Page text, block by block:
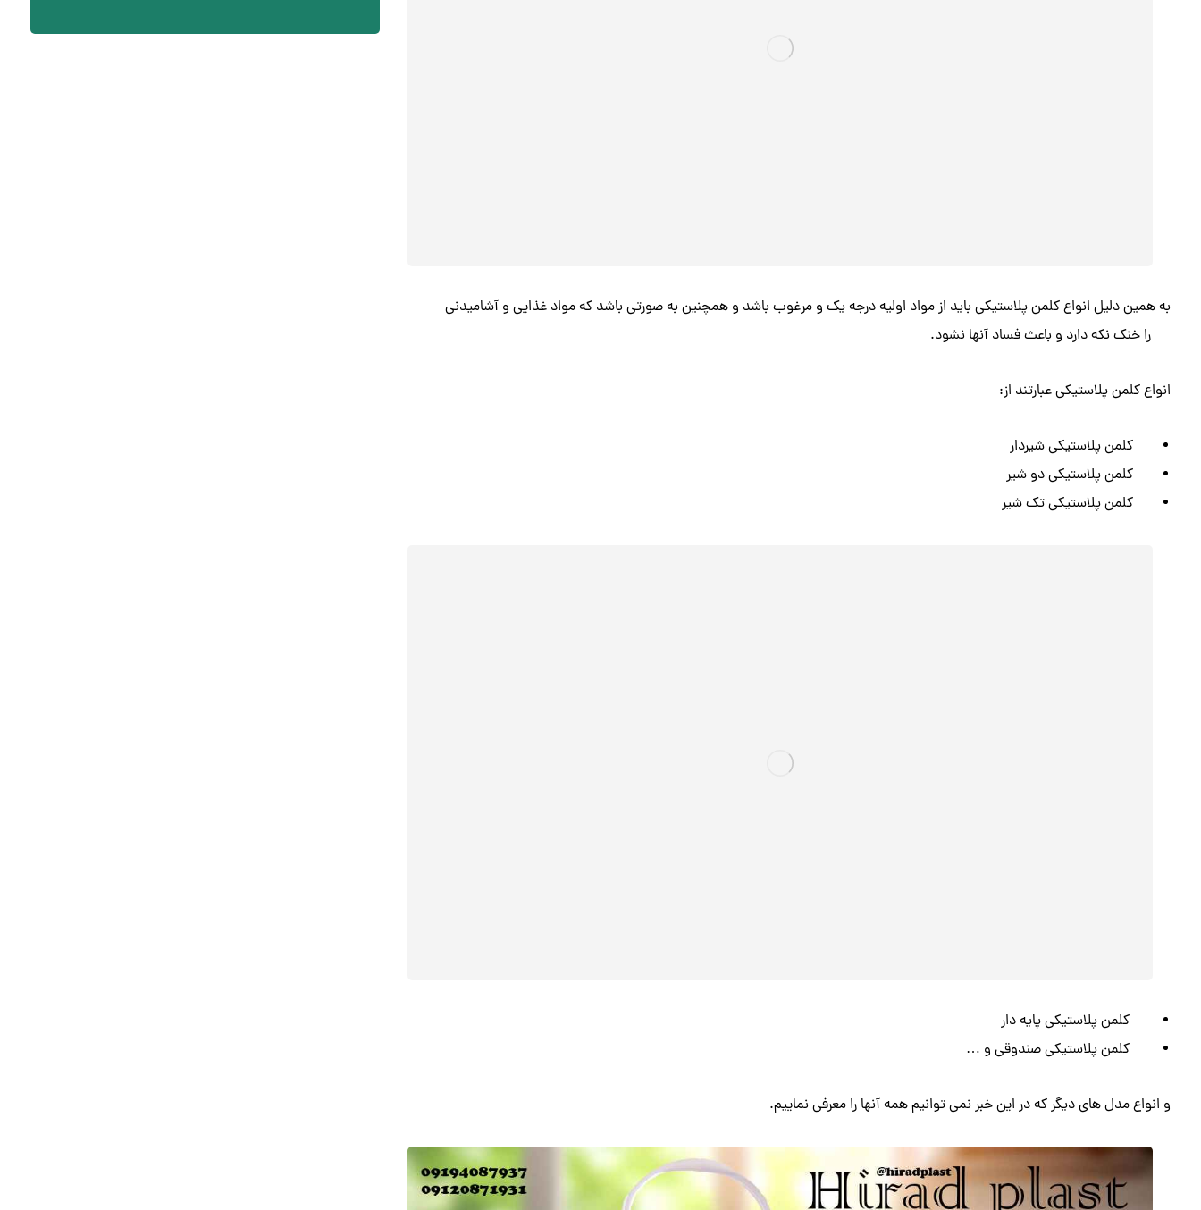
به همین دلیل انواع کلمن پلاستیکی باید از مواد اولیه درجه یک و مرغوب باشد و همچنین به صورتی باشد که مواد غذایی و آشامیدنی
را خنک نکه دارد و باعث فساد آنها نشود.
انواع کلمن پلاستیکی عبارتند از:
کلمن پلاستیکی شیردار
کلمن پلاستیکی دو شیر
کلمن پلاستیکی تک شیر
کلمن پلاستیکی پایه دار
کلمن پلاستیکی صندوقی و …
و انواع مدل های دیگر که در این خبر نمی توانیم همه آنها را معرفی نماییم.